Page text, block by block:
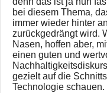
bei diesem Thema,
immer wieder hinter
zurückgedrängt wird.
Nasen, hoffen aber,
einen guten und
gezielt auf die
Technologie schauen.